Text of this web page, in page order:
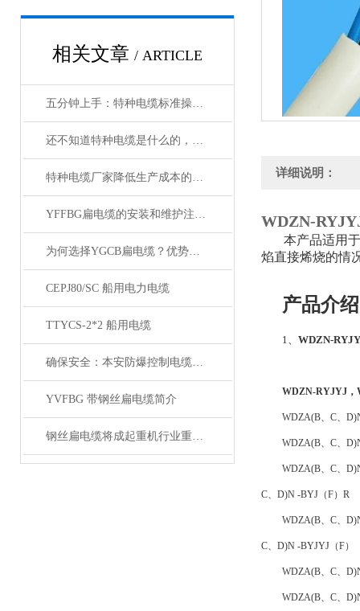
相关文章 / ARTICLE
五分钟上手：特种电缆标准操作流程详解
还不知道特种电缆是什么的，请看这里！
特种电缆厂家降低生产成本的合理手段
YFFBG扁电缆的安装和维护注意事项是什么
为何选择YGCB扁电缆？优势与技术详解
CEPJ80/SC 船用电力电缆
TTYCS-2*2 船用电缆
确保安全：本安防爆控制电缆在工业中的重要性
YVFBG 带钢丝扁电缆简介
钢丝扁电缆将成起重机行业重要的一部分
详细说明：
WDZN-
本产品适用
焰直接烯烧的情
产品介绍
1、 WDZN-
WDZN-RYJYJ，
WDZA(B、C、
WDZA(B、C、
WDZA(B、C、
C、D)N -BYJ（F）R
WDZA(B、C、
C、D)N -BYJYJ（F）
WDZA(B、C、
WDZA(B、C、